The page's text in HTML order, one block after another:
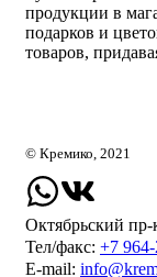
продукции в
подарков и
товаров,
© Кремико, 2021
Октябрьский
Тел/факс: +7
Е-mail: